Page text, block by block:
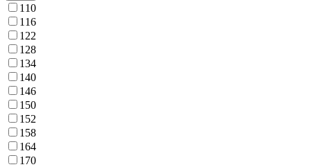
110
116
122
128
134
140
146
150
152
158
164
170